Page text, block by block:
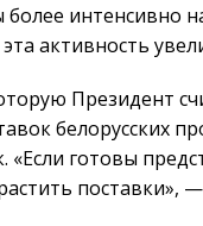
интенсивно
активность
Президент
белорусских
«Если готовы
поставки», —